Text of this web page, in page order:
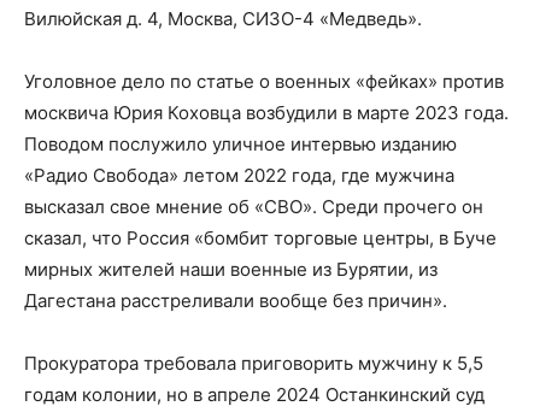
Вилюйская д. 4, Москва, СИЗО-4 «Медведь».
Уголовное дело по статье о военных «фейках» против
москвича Юрия Коховца возбудили в марте 2023 года.
Поводом послужило уличное интервью изданию
«Радио Свобода» летом 2022 года, где мужчина
высказал свое мнение об «СВО». Среди прочего он
сказал, что Россия «бомбит торговые центры, в Буче
мирных жителей наши военные из Бурятии, из
Дагестана расстреливали вообще без причин».
Прокуратора требовала приговорить мужчину к 5,5
годам колонии, но в апреле 2024 Останкинский суд